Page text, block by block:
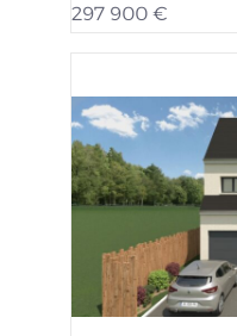
297 900 €